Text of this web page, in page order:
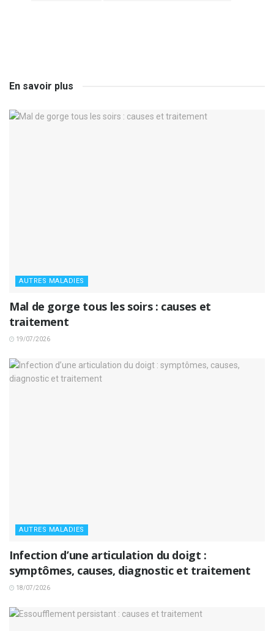
En savoir plus
AUTRES MALADIES
Mal de gorge tous les soirs : causes et
traitement
19/07/2026
AUTRES MALADIES
Infection d’une articulation du doigt :
symptômes, causes, diagnostic et traitement
18/07/2026